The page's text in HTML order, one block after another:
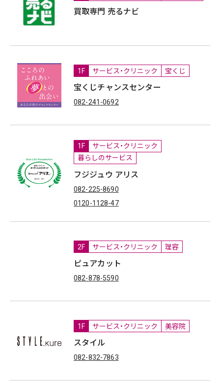
買取専門 売るナビ
1F サービス・クリニック 宝くじ
宝くじチャンスセンター
082-241-0692
1F
サービス・クリニック
暮らしのサービス
フジジュウ アリス
082-225-8690
0120-1128-47
2F サービス・クリニック 理容
ピュアカット
082-878-5590
1F サービス・クリニック 美容院
スタイル
082-832-7863